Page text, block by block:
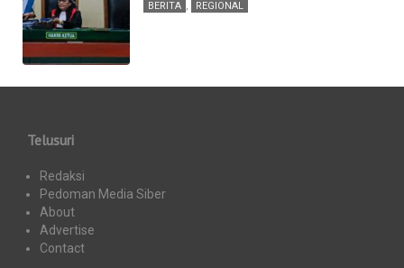
BERITA , REGIONAL
Telusuri
Redaksi
Pedoman Media Siber
About
Advertise
Contact